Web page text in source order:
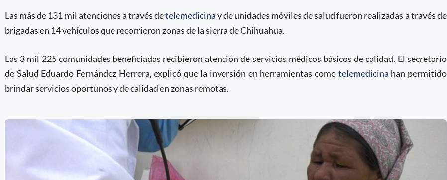
Las más de 131 mil atenciones a través detelemedicinay de unidades móviles de salud fueron realizadas a través de
brigadas en 14 vehículos que recorrieron zonas de la sierra de Chihuahua.
Las 3 mil 225 comunidades beneficiadas recibieron atención de servicios médicos básicos de calidad. El secretario
de Salud Eduardo Fernández Herrera, explicó que la inversión en herramientas como telemedicina han permitido
brindar servicios oportunos y de calidad en zonas remotas.